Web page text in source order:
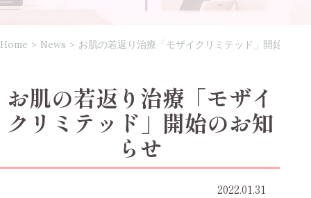
Home > News > お肌の若返り治療「モザイクリミテッド」開始のお
お肌の若返り治療「モザイ
クリミテッド」開始のお知
らせ
2022.01.31